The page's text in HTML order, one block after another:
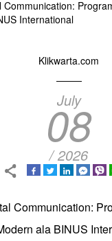
Communication:
International
Klikwarta.com
July
08
/ 2026
Communication:
ala BINUS